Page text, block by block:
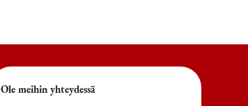
Ole meihin yhteydessä